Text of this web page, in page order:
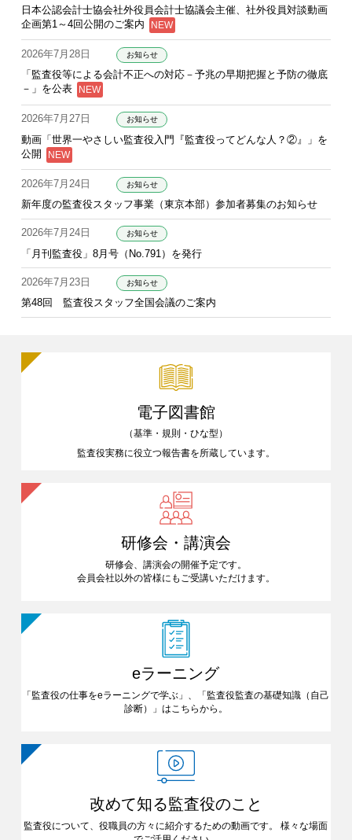
日本公認会計士協会社外役員会計士協議会主催、社外役員対談動画
企画第1～4回公開のご案内
2026年7月28日 お知らせ
「監査役等による会計不正への対応－予兆の早期把握と予防の徹底
－」を公表
2026年7月27日 お知らせ
動画「世界一やさしい監査役入門『監査役ってどんな人？②』」を
公開
2026年7月24日 お知らせ
新年度の監査役スタッフ事業（東京本部）参加者募集のお知らせ
2026年7月24日 お知らせ
「月刊監査役」8月号（No.791）を発行
2026年7月23日 お知らせ
第48回 監査役スタッフ全国会議のご案内
電子図書館
（基準・規則・ひな型）
監査役実務に役立つ報告書を所蔵しています。
研修会・講演会
研修会、講演会の開催予定です。
会員会社以外の皆様にも ご受講いただけます。
eラーニング
「監査役の仕事をeラーニングで学ぶ」、「監査役監査の基礎知識 （自己
診断）」はこちらから。
改めて知る監査役のこと
監査役について、役職員の方々に紹介するための動画です。
様々な場面